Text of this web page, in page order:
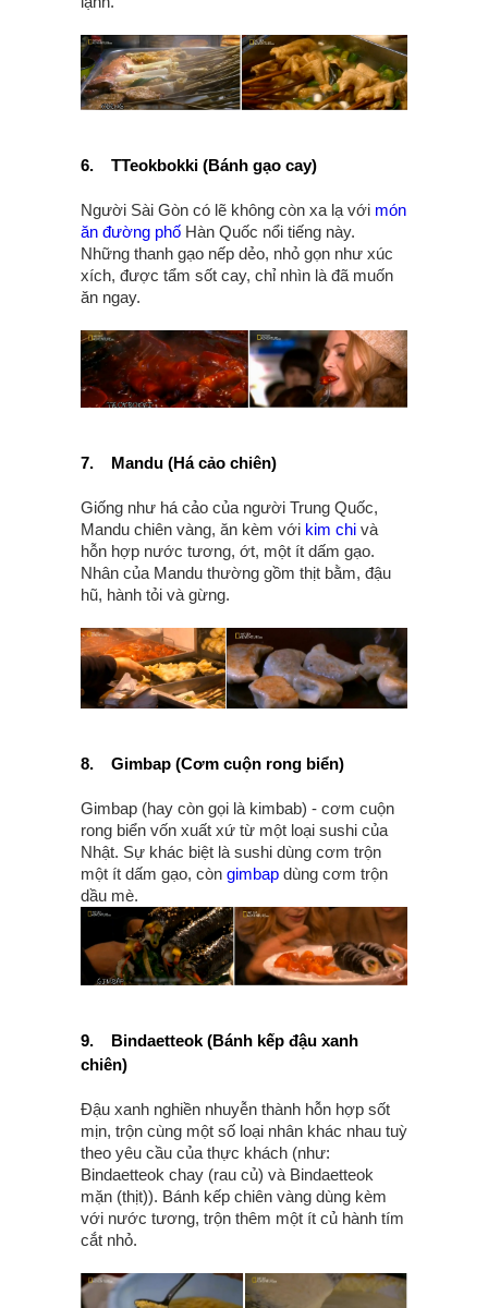
6. TTeokbokki (Bánh gạo cay)
Người Sài Gòn có lẽ không còn xa lạ với món
ăn đường phố Hàn Quốc nổi tiếng này.
Những thanh gạo nếp dẻo, nhỏ gọn như xúc
xích, được tẩm sốt cay, chỉ nhìn là đã muốn
ăn ngay.
7. Mandu (Há cảo chiên)
Giống như há cảo của người Trung Quốc,
Mandu chiên vàng, ăn kèm với kim chi và
hỗn hợp nước tương, ớt, một ít dấm gạo.
Nhân của Mandu thường gồm thịt bằm, đậu
hũ, hành tỏi và gừng.
8. Gimbap (Cơm cuộn rong biển)
Gimbap (hay còn gọi là kimbab) - cơm cuộn
rong biển vốn xuất xứ từ một loại sushi của
Nhật. Sự khác biệt là sushi dùng cơm trộn
một ít dấm gạo, còn gimbap dùng cơm trộn
dầu mè.
9. Bindaetteok (Bánh kếp đậu xanh
chiên)
Đậu xanh nghiền nhuyễn thành hỗn hợp sốt
mịn, trộn cùng một số loại nhân khác nhau tuỳ
theo yêu cầu của thực khách (như:
Bindaetteok chay (rau củ) và Bindaetteok
mặn (thịt)). Bánh kếp chiên vàng dùng kèm
với nước tương, trộn thêm một ít củ hành tím
cắt nhỏ.